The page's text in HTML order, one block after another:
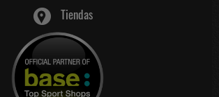
Tiendas